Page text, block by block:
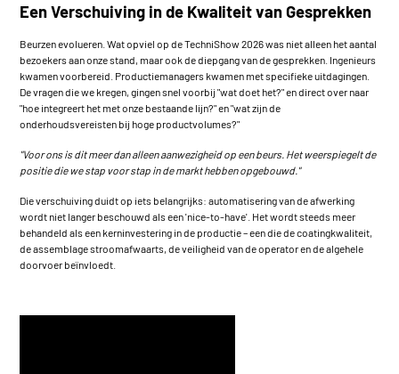
Een Verschuiving in de Kwaliteit van Gesprekken
Beurzen evolueren. Wat opviel op de TechniShow 2026 was niet alleen het aantal
bezoekers aan onze stand, maar ook de diepgang van de gesprekken. Ingenieurs
kwamen voorbereid. Productiemanagers kwamen met specifieke uitdagingen.
De vragen die we kregen, gingen snel voorbij "wat doet het?" en direct over naar
"hoe integreert het met onze bestaande lijn?" en "wat zijn de
onderhoudsvereisten bij hoge productvolumes?"
"Voor ons is dit meer dan alleen aanwezigheid op een beurs. Het weerspiegelt de
positie die we stap voor stap in de markt hebben opgebouwd."
Die verschuiving duidt op iets belangrijks: automatisering van de afwerking
wordt niet langer beschouwd als een 'nice-to-have'. Het wordt steeds meer
behandeld als een kerninvestering in de productie – een die de coatingkwaliteit,
de assemblage stroomafwaarts, de veiligheid van de operator en de algehele
doorvoer beïnvloedt.